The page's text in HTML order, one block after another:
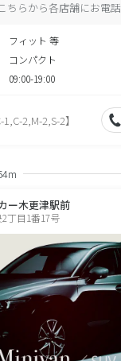
らから各店舗にお電話
フィット 等
コンパクト
09:00-19:00
2,M-2,S-2】
ー木更津駅前
丁目1番17号